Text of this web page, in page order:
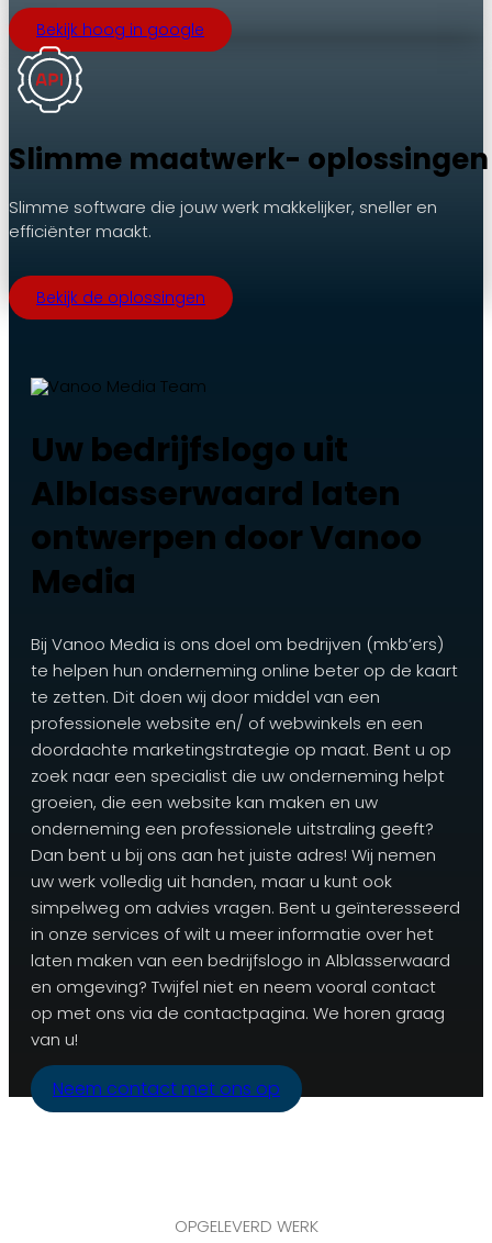
Bekijk hoog in google
Slimme maatwerk- oplossingen
Slimme software die jouw werk makkelijker, sneller en
efficiënter maakt.
Bekijk de oplossingen
Uw bedrijfslogo uit
Alblasserwaard laten
ontwerpen door Vanoo
Media
Bij Vanoo Media is ons doel om bedrijven (mkb’ers)
te helpen hun onderneming online beter op de kaart
te zetten. Dit doen wij door middel van een
professionele website en/ of webwinkels en een
doordachte marketingstrategie op maat. Bent u op
zoek naar een specialist die uw onderneming helpt
groeien, die een website kan maken en uw
onderneming een professionele uitstraling geeft?
Dan bent u bij ons aan het juiste adres! Wij nemen
uw werk volledig uit handen, maar u kunt ook
simpelweg om advies vragen. Bent u geïnteresseerd
in onze services of wilt u meer informatie over het
laten maken van een bedrijfslogo in Alblasserwaard
en omgeving? Twijfel niet en neem vooral contact
op met ons via de contactpagina. We horen graag
van u!
Neem contact met ons op
OPGELEVERD WERK